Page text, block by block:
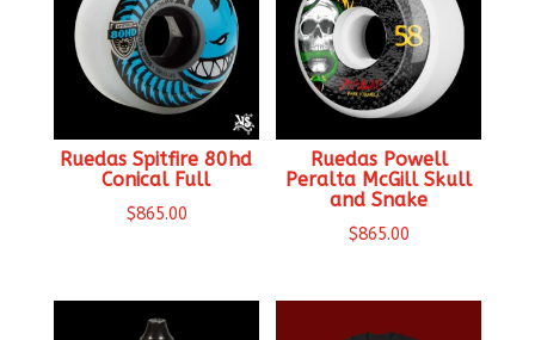
Ruedas Spitfire 80hd
Conical Full
$865.00
Ruedas Powell
Peralta McGill Skull
and Snake
$865.00